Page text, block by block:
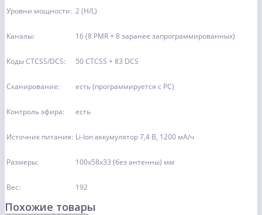
Уровни мощности: 2 (H/L)
Каналы: 16 (8 PMR + 8 заранее запрограммированных)
Коды CTCSS/DCS: 50 CTCSS + 83 DCS
Сканирование: есть (программируется с РС)
Контроль эфира: есть
Источник питания: Li-Ion аккумулятор 7,4 В, 1200 мА/ч
Размеры: 100х58х33 (без антенны) мм
Вес: 192
Похожие товары